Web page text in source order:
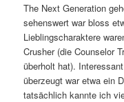
The Next Generation
sehenswert war bloss
Lieblingscharaktere
Crusher (die Counselor
überholt hat).
überzeugt war etwa ein
tatsächlich kannte ich